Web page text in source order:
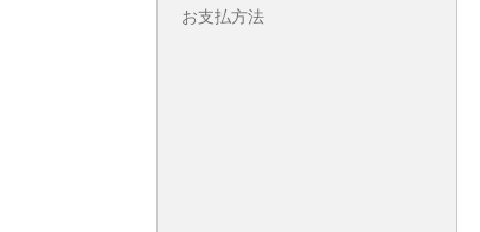
お支払方法